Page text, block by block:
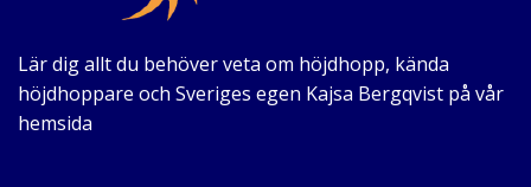
Lär dig allt du behöver veta om höjdhopp, kända
höjdhoppare och Sveriges egen Kajsa Bergqvist på vår
hemsida